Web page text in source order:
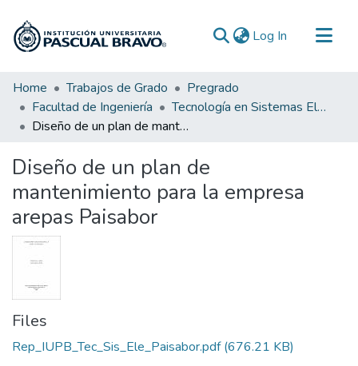
Log In (current)
Communities & Collections
All of DSpace
Statistics
Home Trabajos de Grado
Pregrado
Facultad de Ingeniería
Tecnología en Sistemas Electromecánicos
Diseño de un plan de mantenimiento para la empresa arepas Paisabor
Diseño de un plan de
mantenimiento para la empresa
arepas Paisabor
Files
Rep_IUPB_Tec_Sis_Ele_Paisabor.pdf(676.21 KB)